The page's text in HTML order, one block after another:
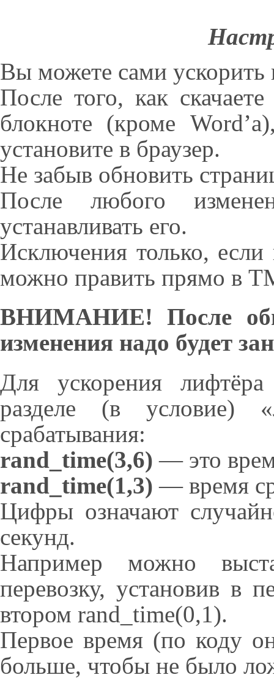
Вы можете сами ускорить
После того, как
блокноте (кроме
установите в браузер.
Не забыв обновить
После любого
устанавливать его.
Исключения только,
можно править прямо в
ВНИМАНИЕ! После
изменения надо будет
Для ускорения
разделе (в условие)
срабатывания:
rand_time(3,6) — это
rand_time(1,3) — время
Цифры означают
секунд.
Например можно
перевозку, установив в
втором rand_time(0,1).
Первое время (по коду
больше, чтобы не было